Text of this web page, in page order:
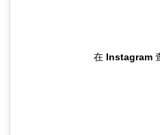
在 Instagram